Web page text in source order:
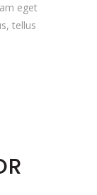
eget
tellus